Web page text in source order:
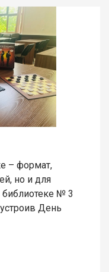
– формат,
но и для
№ 3
День